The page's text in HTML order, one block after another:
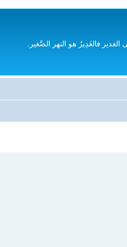
فالغَدِيرُ هو النهر الصَّغير.